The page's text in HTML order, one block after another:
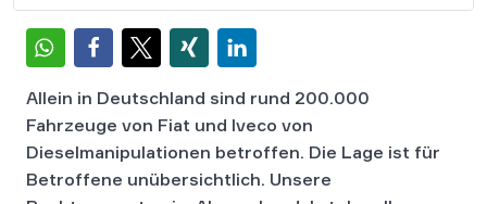
Allein in Deutschland sind rund 200.000
Fahrzeuge von Fiat und Iveco von
Dieselmanipulationen betroffen. Die Lage ist für
Betroffene unübersichtlich. Unsere